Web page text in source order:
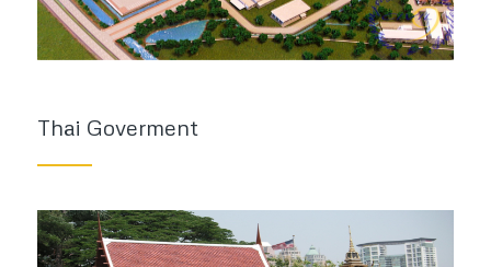
Thai Goverment